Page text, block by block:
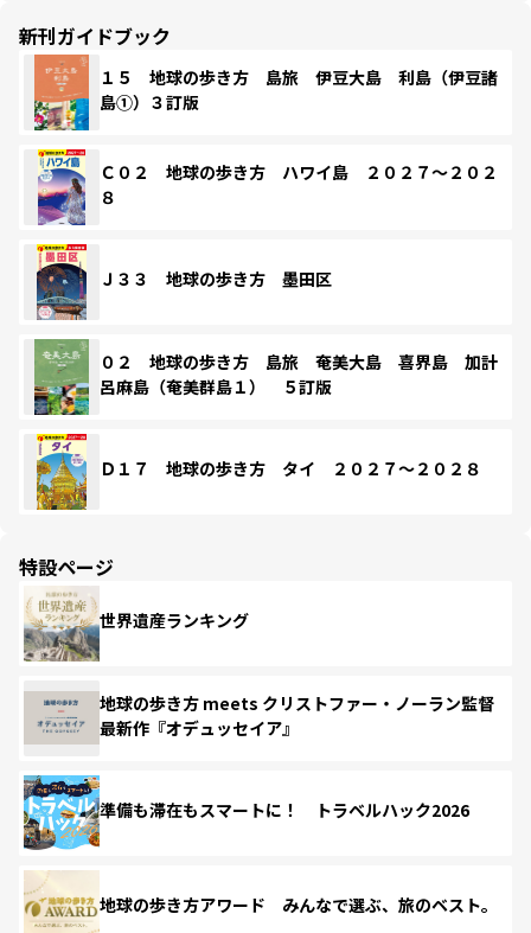
新刊ガイドブック
１５ 地球の歩き方 島旅 伊豆大島 利島（伊豆諸
島①）３訂版
Ｃ０２ 地球の歩き方 ハワイ島 ２０２７～２０２
８
Ｊ３３ 地球の歩き方 墨田区
０２ 地球の歩き方 島旅 奄美大島 喜界島 加計
呂麻島（奄美群島１） ５訂版
Ｄ１７ 地球の歩き方 タイ ２０２７～２０２８
特設ページ
世界遺産ランキング
地球の歩き方 meets クリストファー・ノーラン監督
最新作『オデュッセイア』
準備も滞在もスマートに！ トラベルハック2026
地球の歩き方アワード みんなで選ぶ、旅のベスト。